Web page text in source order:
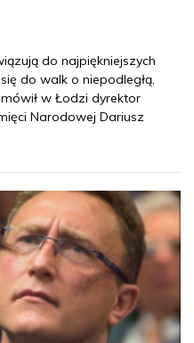
do najpiękniejszych
do walk o niepodległą,
w Łodzi dyrektor
Narodowej Dariusz